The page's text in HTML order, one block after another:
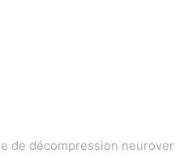
de décompression